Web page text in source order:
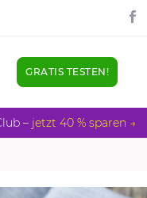
GRATIS TESTEN!
– jetzt 40 % sparen →